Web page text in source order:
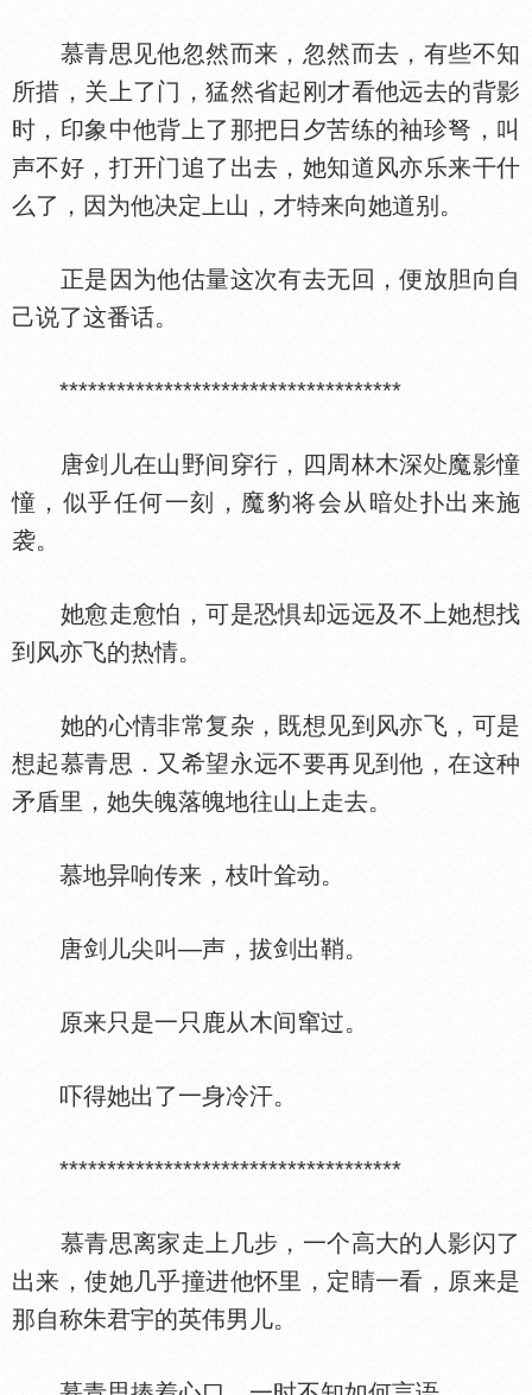
慕青思见他忽然而来，忽然而去，有些不知
所措，关上了门，猛然省起刚才看他远去的背影
时，印象中他背上了那把日夕苦练的袖珍弩，叫
声不好，打开门追了出去，她知道风亦乐来干什
么了，因为他决定上山，才特来向她道别。
正是因为他估量这次有去无回，便放胆向自
己说了这番话。
************************************
唐剑儿在山野间穿行，四周林木深
魔影憧
憧，似乎任何一刻，魔豹将会从暗
扑出来施
袭。
她愈走愈怕，可是恐惧却远远及不上她想找
到风亦飞的热情。
她的心情非常复杂，既想见到风亦飞，可是
想起慕青思．又希望永远不要再见到他，在这种
矛盾里，她失魄落魄地往山上走去。
慕地异响传来，枝叶耸动。
唐剑儿尖叫—声，拔剑出鞘。
原来只是一只鹿从木间窜过。
吓得她出了一身冷汗。
************************************
慕青思离家走上几步，一个高大的人影闪了
出来，使她几乎撞进他怀里，定睛一看，原来是
那自称朱君宇的英伟男儿。